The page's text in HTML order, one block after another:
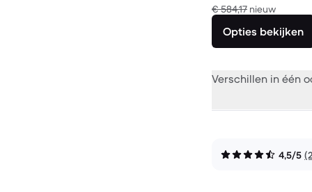
€ 584,17 nieuw
Opties bekijken
Verschillen in één
4,5/5